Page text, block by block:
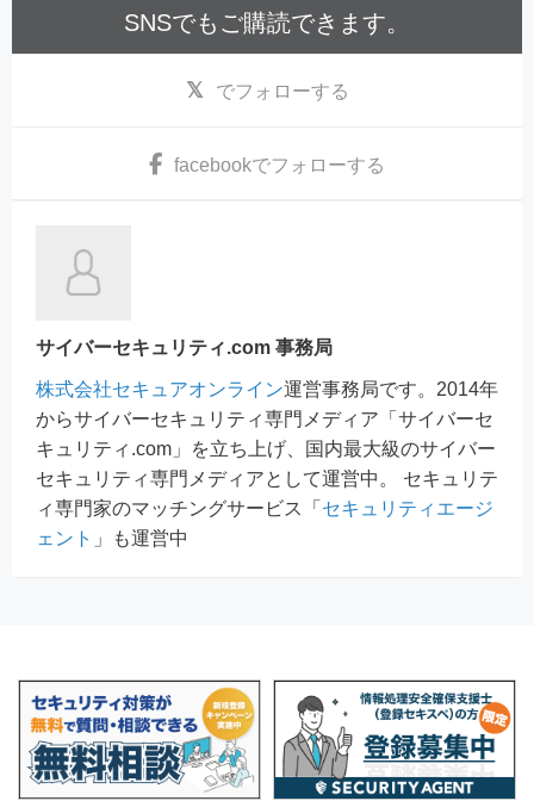
SNSでもご購読できます。
でフォローする
facebookでフォローする
サイバーセキュリティ.com 事務局
株式会社セキュアオンライン運営事務局です。2014年
からサイバーセキュリティ専門メディア「サイバーセ
キュリティ.com」を立ち上げ、国内最大級のサイバー
セキュリティ専門メディアとして運営中。 セキュリテ
ィ専門家のマッチングサービス「 セキュリティエージ
ェント 」も運営中